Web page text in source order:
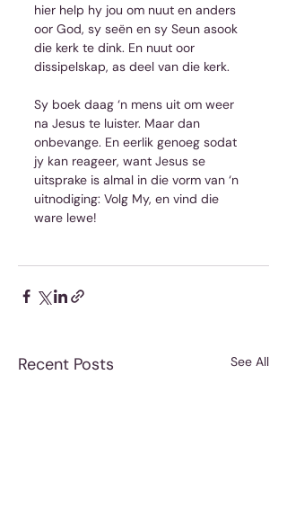
hier help hy jou om nuut en anders
oor God, sy seën en sy Seun asook
die kerk te dink. En nuut oor
dissipelskap, as deel van die kerk.
Sy boek daag ‘n mens uit om weer
na Jesus te luister. Maar dan
onbevange. En eerlik genoeg sodat
jy kan reageer, want Jesus se
uitsprake is almal in die vorm van ‘n
uitnodiging: Volg My, en vind die
ware lewe!
Recent Posts See All